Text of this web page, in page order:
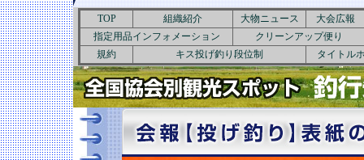
TOP 組織紹介 大物ニュース
大会広報
指定用品インフォメーション
クリーンアップ便り
規約
キス投げ釣り段位制 タイトル